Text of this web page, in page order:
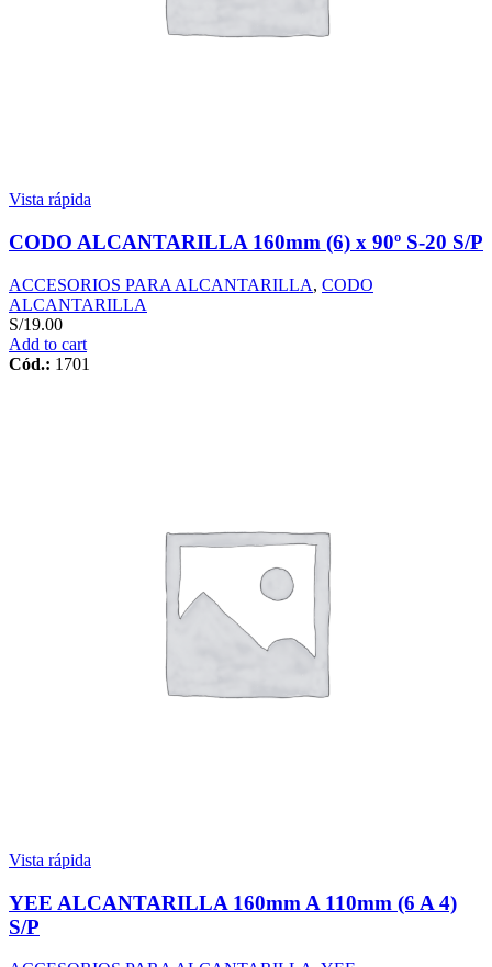
Vista rápida
CODO ALCANTARILLA 160mm (6) x 90º S-20 S/P
ACCESORIOS PARA ALCANTARILLA, CODO
ALCANTARILLA
S/19.00
Add to cart
Cód.: 1701
Vista rápida
YEE ALCANTARILLA 160mm A 110mm (6 A 4)
S/P